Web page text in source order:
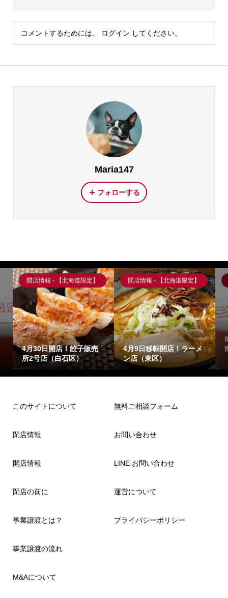
コメントするためには、 ログイン してください。
Maria147
フォローする
開店情報 - 【北海道限定】
4月9日移転開店！ラーメ
ン店（東区）
開店情報 - 【北海道限定】
8月2１日閉店！９月中旬
南幌町移転！ラーメン店
（東区）
このサイトについて
閉店情報
開店情報
閉店の前に
事業譲渡とは？
事業譲渡の流れ
M&Aについて
無料ご相談フォーム
お問い合わせ
LINE お問い合わせ
運営について
プライバシーポリシー